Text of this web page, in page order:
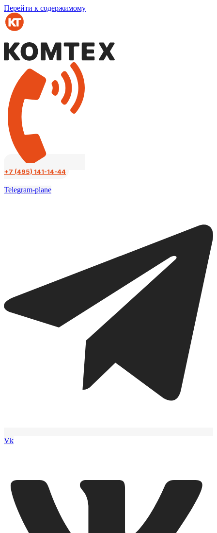
Перейти к содержимому
+7 (495) 141-14-44
Telegram-plane
Vk